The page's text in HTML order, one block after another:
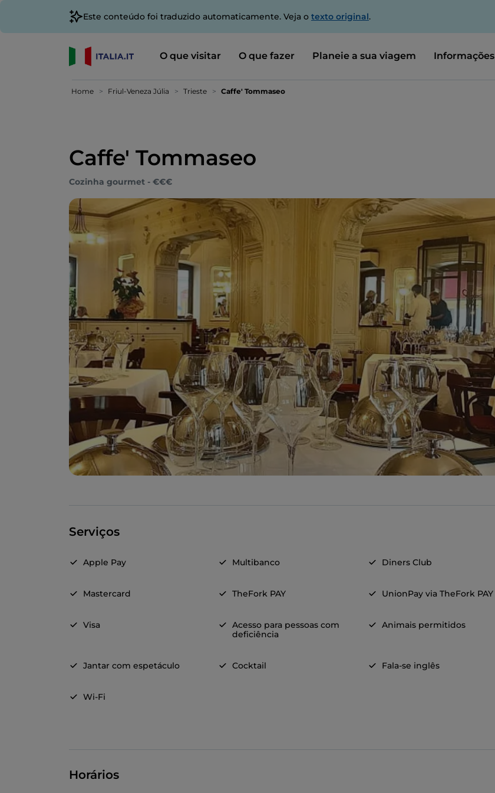
Este conteúdo foi traduzido automaticamente. Veja o texto original.
O que visitar O que fazer Planeie a sua viagem Informações
Home Friul-Veneza Júlia Trieste Caffe' Tommaseo
Caffe' Tommaseo
Cozinha gourmet - €€€
Serviços
Apple Pay Multibanco Diners Club
Mastercard TheFork PAY UnionPay via TheFork PAY
Visa
Acesso para pessoas com
deficiência
Animais permitidos
Jantar com espetáculo Cocktail Fala-se inglês
Wi-Fi
Horários